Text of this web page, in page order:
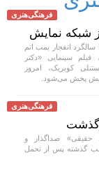
فرهنگی‌هنری
شبکه نمایش
سالگرد انفجار بمب اتم
فیلم سینمایی «دکتر
کوبریک، امروز
فرهنگی‌هنری
حقیقی» صداگذار و
گذشته پس از تحمل